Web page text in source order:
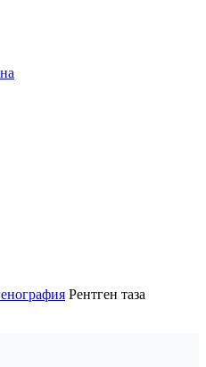
Рентген таза